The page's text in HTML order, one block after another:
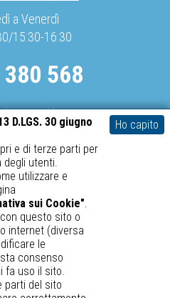
D.LGS. 30 giugno
e di terze parti per
degli utenti.
utilizzare e
sui Cookie".
questo sito o
internet (diversa
le
consenso
fa uso il sito.
parti del sito
Ho capito
a Venerdì
15:30-16:30
568
urgenti
02634410969
© 2014-2026